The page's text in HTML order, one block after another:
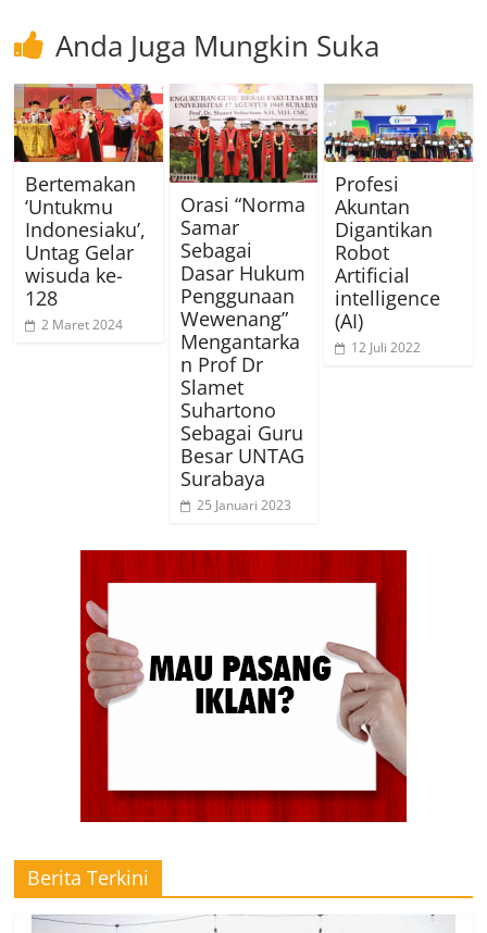
Anda Juga Mungkin Suka
Bertemakan
‘Untukmu
Indonesiaku’,
Untag Gelar
wisuda ke-
128
2 Maret 2024
Orasi “Norma
Samar
Sebagai
Dasar Hukum
Penggunaan
Wewenang”
Mengantarka
n Prof Dr
Slamet
Suhartono
Sebagai Guru
Besar UNTAG
Surabaya
25 Januari 2023
Profesi
Akuntan
Digantikan
Robot
Artificial
intelligence
(AI)
12 Juli 2022
Berita Terkini